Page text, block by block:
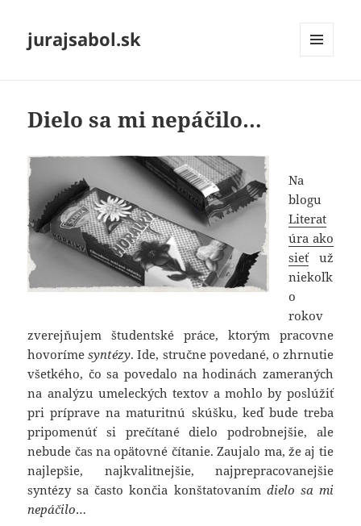
jurajsabol.sk
Dielo sa mi nepáčilo…
Na
blogu
Literat
úra ako
sieťuž
niekoľk
o
rokov
zverejňujem študentské práce, ktorým pracovne
hovorímesyntézy. Ide, stručne povedané, o zhrnutie
všetkého, čo sa povedalo na hodinách zameraných
na analýzu umeleckých textov a mohlo by poslúžiť
pri príprave na maturitnú skúšku, keď bude treba
pripomenúť si prečítané dielo podrobnejšie, ale
nebude čas na opätovné čítanie. Zaujalo ma, že aj tie
najlepšie, najkvalitnejšie, najprepracovanejšie
syntézy sa často končia konštatovaním dielo sa mi
nepáčilo…